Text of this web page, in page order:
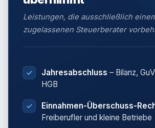
Leistungen, die ausschließlich
zugelassenen Steuerberater
Jahresabschluss – Bilanz,
HGB
Einnahmen-Überschuss-
Freiberufler und kleine Betriebe